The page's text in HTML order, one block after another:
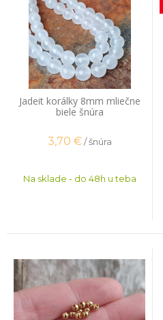
Jadeit korálky 8mm mliečne
biele šnúra
3,70 € / šnúra
Na sklade - do 48h u teba